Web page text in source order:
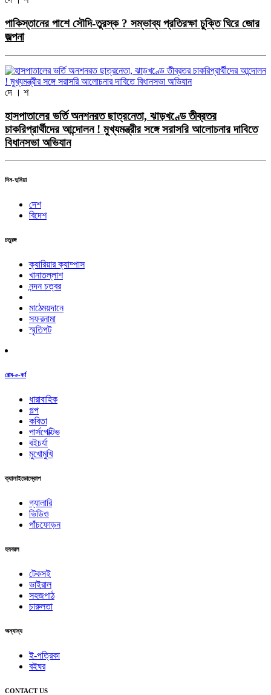
পাকিস্তানের পাশে সৌদি-তুরস্ক ? সম্ভাব্য প্রতিরক্ষা চুক্তি ঘিরে জোর
জল্পনা
দে । শ
হাসপাতালের ভর্তি অনশনরত ছাত্রনেতা, ঝাড়খণ্ডে তীব্রতর
চাকরিপ্রার্থীদের আন্দোলন ! মুখ্যমন্ত্রীর সঙ্গে সরাসরি আলোচনার দাবিতে
বিধানসভা অভিযান
দিন-দুনিয়া
দেশ
বিদেশ
চতুরঙ্গ
ক্যারিয়ার ক্যাম্পাস
খানাতল্লাশ
নন্দন চত্বর
মাঠেময়দানে
সফরনামা
স্মৃতিপট
রোব-e-বর্ণ
ধারাবাহিক
গল্প
কবিতা
পার্সপেক্টিভ
বইচর্যা
মুখোমুখি
ক্যালাইডোস্কোপ
গ্যালারি
ভিডিও
পাঁচফোড়ন
হযবরল
টেকসই
ভাইরাল
সহজপাঠ
চারুলতা
অন্যান্য
ই-পত্রিকা
বইঘর
CONTACT US